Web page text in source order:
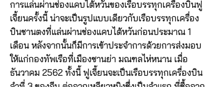
การแล่นผ่านช่องแคบไต้หวันของเรือบรรทุกเครื่องบินฟู
เจี้ยนครั้งนี้ น่าจะเป็นรูปแบบเดียวกับเรือบรรทุกเครื่อง
บินชานตงที่แล่นผ่านช่องแคบไต้หวันก่อนประมาณ 1
เดือน หลังจากนั้นก็มีการเข้าประจำการด้วยการส่งมอบ
ให้แก่กองทัพเรือที่เมืองซานย่า มณฑลไห่หนาน เมื่อ
ธันวาคม 2562 ทั้งนี้ ฟูเจี้ยนจะเป็นเรือบรรทุกเครื่องบิน